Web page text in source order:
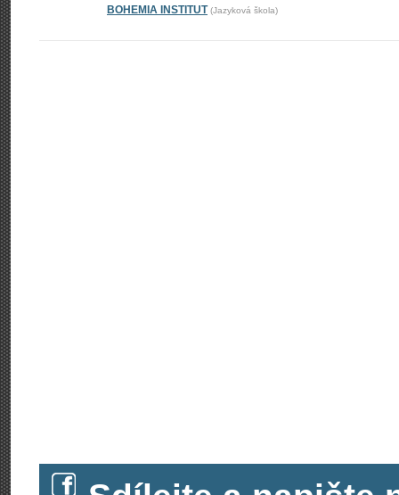
BOHEMIA INSTITUT (Jazyková škola)